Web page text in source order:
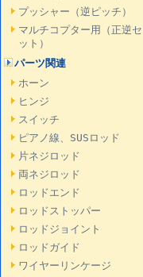
プッシャー（逆ピッチ）
マルチコプター用（正逆セ
ット）
パーツ関連
ホーン
ヒンジ
スイッチ
ピアノ線、SUSロッド
片ネジロッド
両ネジロッド
ロッドエンド
ロッドストッパー
ロッドジョイント
ロッドガイド
ワイヤーリンケージ